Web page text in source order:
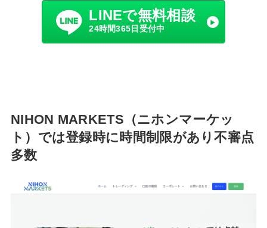
LINEで無料相談
24時間365日受付中
NIHON MARKETS（ニホンマーケッ
ト）では登録時に時間制限があり不審点
多数